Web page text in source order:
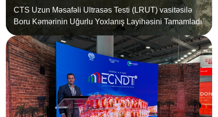
CTS Uzun Məsafəli Ultrasəs Testi (LRUT) vasitəsilə
Boru Kəmərinin Uğurlu Yoxlanış Layihəsini Tamamladı